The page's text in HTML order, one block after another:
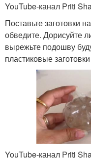
YouTube-канал Priti
Поставьте заготовки
обведите. Дорисуйте
вырежьте подошву
пластиковые
YouTube-канал Priti